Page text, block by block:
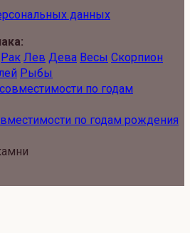
данных
Рак Лев Дева Весы Скорпион
Рыбы
по годам рождения